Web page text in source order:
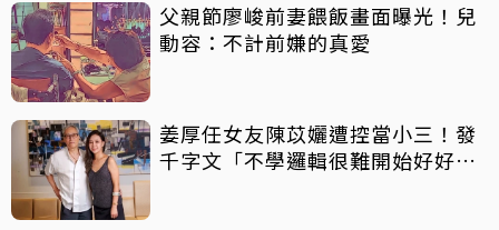
父親節廖峻前妻餵飯畫面曝光！兒
動容：不計前嫌的真愛
姜厚任女友陳苡孋遭控當小三！發
千字文「不學邏輯很難開始好好